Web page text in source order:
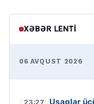
XƏBƏR LENTI
06 AVQUST 2026
23:27 Uşaqlar